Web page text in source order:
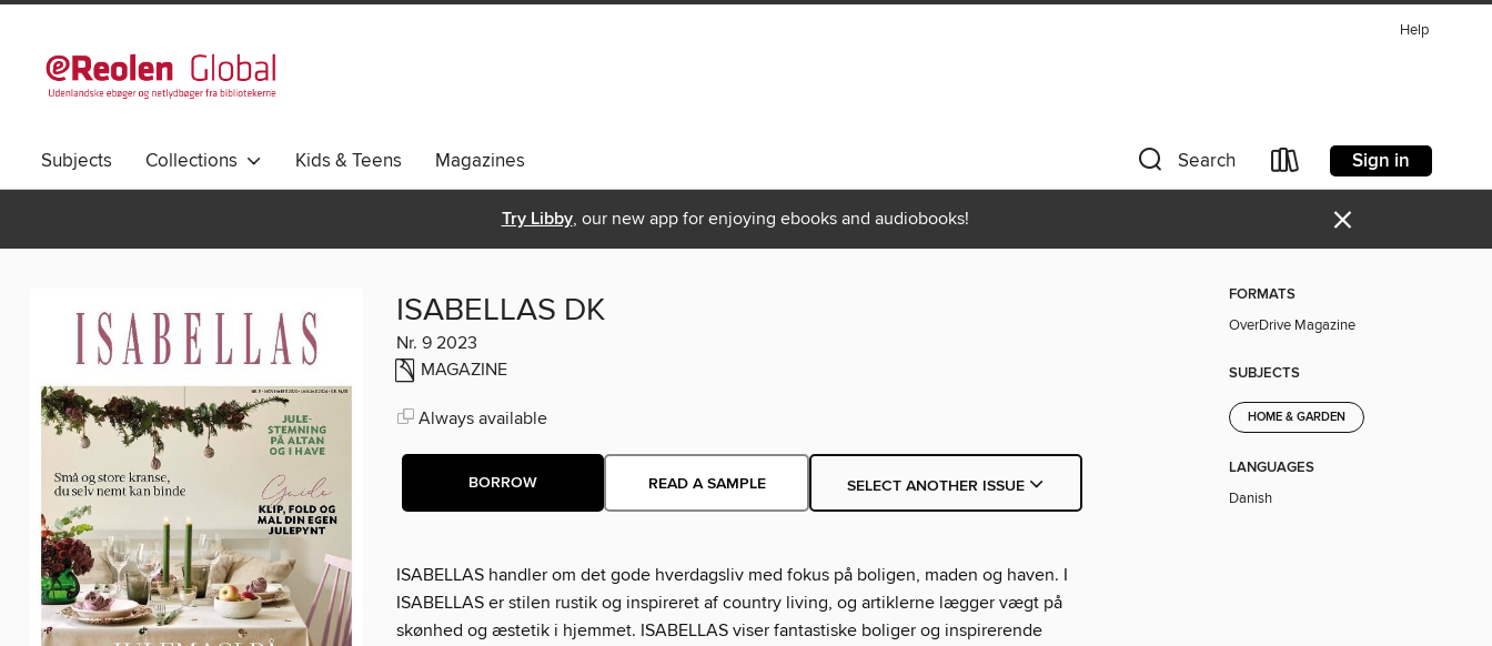
Help
Subjects Collections Kids & Teens Magazines Search Sign in
Try Libby, our new app for enjoying ebooks and audiobooks! ×
ISABELLAS DK
Nr. 9 2023
MAGAZINE
Always available
BORROW READ A SAMPLE SELECT ANOTHER ISSUE
ISABELLAS handler om det gode hverdagsliv med fokus på boligen, maden og haven. I
ISABELLAS er stilen rustik og inspireret af country living, og artiklerne lægger vægt på
skønhed og æstetik i hjemmet. ISABELLAS viser fantastiske boliger og inspirerende
FORMATS
OverDrive Magazine
SUBJECTS
HOME & GARDEN
LANGUAGES
Danish